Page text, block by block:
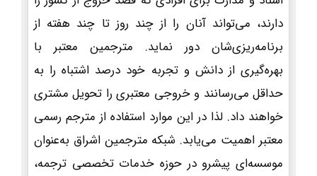
دارند، می‌تواند آنان را از چند روز تا چند هفته از
برنامه‌ریزی‌شان دور نماید. مترجمین معتبر با
بهره‌گیری از دانش و تجربه خود درصد اشتباه را به
حداقل می‌رسانند و خروجی معتبری را تحویل مشتری
خواهند داد. لذا در این موارد استفاده از مترجم رسمی
معتبر اهمیت می‌یابد. شبکه مترجمین اشراق به‌عنوان
موسسه‌ای پیشرو در حوزه خدمات تخصصی ترجمه،